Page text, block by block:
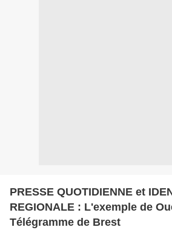
PRESSE QUOTIDIENNE et IDENTITE
REGIONALE : L'exemple de
Télégramme de Brest